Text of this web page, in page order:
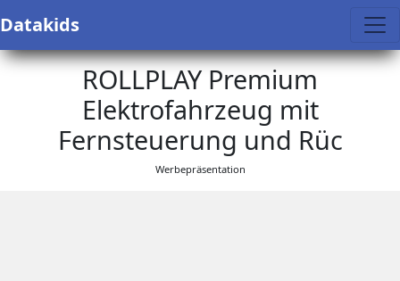
Datakids
ROLLPLAY Premium
Elektrofahrzeug mit
Fernsteuerung und Rüc
Werbepräsentation